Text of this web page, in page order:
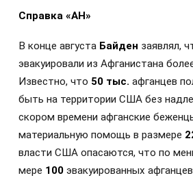
Справка «АН»
В конце августа Байден заявлял,
эвакуировали из Афганистана
Известно, что 50 тыс. афганцев
быть на территории США без
скором времени афганские
материальную помощь в размере
власти США опасаются, что по
мере 100 эвакуированных